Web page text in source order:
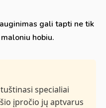
gali tapti ne tik
hobiu.
specialiai
įpročio jų aptvarus